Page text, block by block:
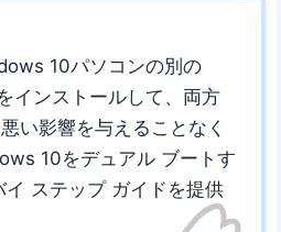
10パソコンの別の
インストールして、両方
い影響を与えることなく
10をデュアル ブートす
イ ステップ ガイドを提供